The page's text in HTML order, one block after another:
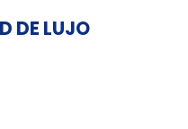
DE LUJO